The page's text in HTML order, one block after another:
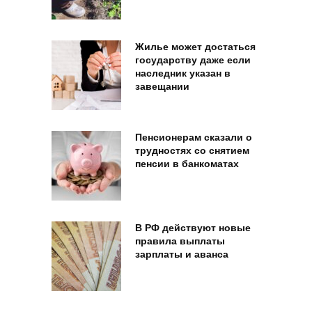
Жилье может достаться
государству даже если
наследник указан в
завещании
Пенсионерам сказали о
трудностях со снятием
пенсии в банкоматах
В РФ действуют новые
правила выплаты
зарплаты и аванса